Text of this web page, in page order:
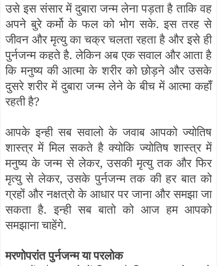
उसे इस संसार में दुबारा जन्म लेना पड़ता है ताकि वह
अपने बुरे कर्मो के फल को भोग सके. इस तरह से
जीवन और मृत्यु का चक्र चलता रहता है और इसे ही
पुर्नजन्म कहते है. लेकिन अब एक सवाल और आता है
कि मनुष्य की आत्मा के शरीर को छोड़ने और उसके
दुसरे शरीर में दुबारा जन्म लेने के बीच में आत्मा कहाँ
रहती है?
आपके इन्ही सब सवालो के जवाब आपको ज्योतिष
शास्त्र में मिल सकते है क्योकि ज्योतिष शास्त्र में
मनुष्य के जन्म से लेकर, उसकी मृत्यु तक और फिर
मृत्यु से लेकर, उसके पुर्नजन्म तक की हर बात को
ग्रहों और नक्षत्रो के आधार पर जाना और समझा जा
सकता है. इन्ही सब बातो को आज हम आपको
समझाना चाहेंगे.
मरणोपरांत पुर्नजन्म या परलोक